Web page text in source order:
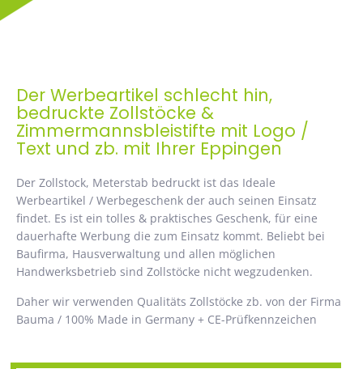
Der Werbeartikel schlecht hin,
bedruckte Zollstöcke &
Zimmermannsbleistifte mit Logo /
Text und zb. mit Ihrer Eppingen
Der Zollstock, Meterstab bedruckt ist das Ideale
Werbeartikel / Werbegeschenk der auch seinen Einsatz
findet. Es ist ein tolles & praktisches Geschenk, für eine
dauerhafte Werbung die zum Einsatz kommt. Beliebt bei
Baufirma, Hausverwaltung und allen möglichen
Handwerksbetrieb sind Zollstöcke nicht wegzudenken.
Daher wir verwenden Qualitäts Zollstöcke zb. von der Firma
Bauma / 100% Made in Germany + CE-Prüfkennzeichen